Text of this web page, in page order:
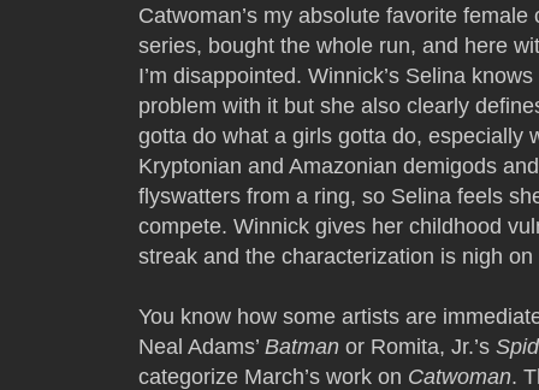
Catwoman’s my absolute favorite
series, bought the whole run, and here
I’m disappointed. Winnick’s Selina
problem with it but she also clearly
gotta do what a girls gotta do, especially
Kryptonian and Amazonian demigods
flyswatters from a ring, so Selina feels
compete. Winnick gives her childhood
streak and the characterization is nigh on
You know how some artists are
Neal Adams’ Batman or Romita, Jr.’s
categorize March’s work on Catwoman.